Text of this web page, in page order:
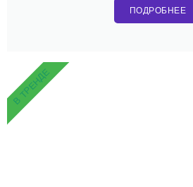
ПОДРОБНЕЕ
В ТРЕНДЕ